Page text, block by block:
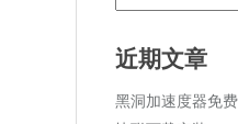
近期文章
黑洞加速度器免